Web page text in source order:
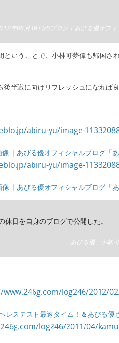
年08月19日のブログ｜あびる優オフ
ということで、小林可夢偉も帰国さ
半戦に向けリフレッシュになれば
像 | あびる優オフィシャルブログ「
像 | あびる優オフィシャルブログ「
日を自身のブログで公開した。
あびる優、小林
レステスト最速タイム！＆あびる